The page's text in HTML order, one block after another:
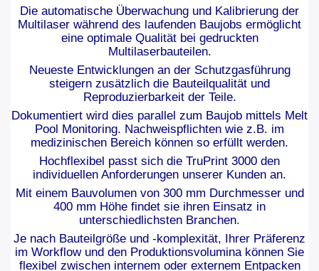
Die automatische Überwachung und Kalibrierung der
Multilaser während des laufenden Baujobs ermöglicht
eine optimale Qualität bei gedruckten
Multilaserbauteilen.
Neueste Entwicklungen an der Schutzgasführung
steigern zusätzlich die Bauteilqualität und
Reproduzierbarkeit der Teile.
Dokumentiert wird dies parallel zum Baujob mittels Melt
Pool Monitoring. Nachweispflichten wie z.B. im
medizinischen Bereich können so erfüllt werden.
Hochflexibel passt sich die TruPrint 3000 den
individuellen Anforderungen unserer Kunden an.
Mit einem Bauvolumen von 300 mm Durchmesser und
400 mm Höhe findet sie ihren Einsatz in
unterschiedlichsten Branchen.
Je nach Bauteilgröße und -komplexität, Ihrer Präferenz
im Workflow und den Produktionsvolumina können Sie
flexibel zwischen internem oder externem Entpacken